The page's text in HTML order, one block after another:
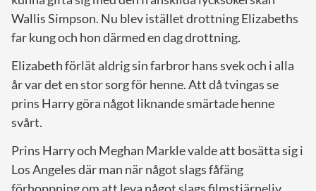
Wallis Simpson. Nu blev istället drottning Elizabeths
far kung och hon därmed en dag drottning.
Elizabeth förlät aldrig sin farbror hans svek och i alla
år var det en stor sorg för henne. Att då tvingas se
prins Harry göra något liknande smärtade henne
svårt.
Prins Harry och Meghan Markle valde att bosätta sig i
Los Angeles där man när något slags fåfäng